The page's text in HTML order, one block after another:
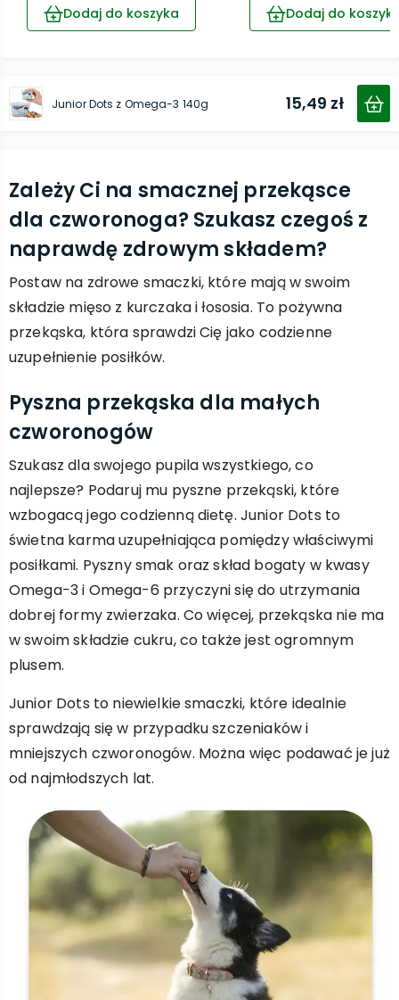
Dodaj do koszyka Dodaj do
Junior Dots z Omega-3 140g 15,49 zł
Zależy Ci na smacznej przekąsce
dla czworonoga? Szukasz czegoś z
naprawdę zdrowym składem?
Postaw na zdrowe smaczki, które mają w swoim
składzie mięso z kurczaka i łososia. To pożywna
przekąska, która sprawdzi Cię jako codzienne
uzupełnienie posiłków.
Pyszna przekąska dla małych
czworonogów
Szukasz dla swojego pupila wszystkiego, co
najlepsze? Podaruj mu pyszne przekąski, które
wzbogacą jego codzienną dietę. Junior Dots to
świetna karma uzupełniająca pomiędzy właściwymi
posiłkami. Pyszny smak oraz skład bogaty w kwasy
Omega-3 i Omega-6 przyczyni się do utrzymania
dobrej formy zwierzaka. Co więcej, przekąska nie ma
w swoim składzie cukru, co także jest ogromnym
plusem.
Junior Dots to niewielkie smaczki, które idealnie
sprawdzają się w przypadku szczeniaków i
mniejszych czworonogów. Można więc podawać je już
od najmłodszych lat.